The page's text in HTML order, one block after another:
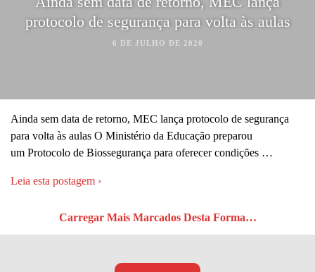
protocolo de segurança para volta às aulas
6 DE JULHO DE 2020
Ainda sem data de retorno, MEC lança protocolo de segurança
para volta às aulas O Ministério da Educação preparou
um Protocolo de Biossegurança para oferecer condições …
Leia esta postagem ›
Carregar Mais Marcados Desta Forma…